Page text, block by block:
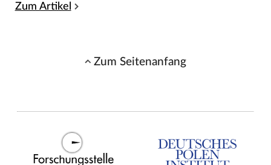
Zum Artikel
Zum Seitenanfang